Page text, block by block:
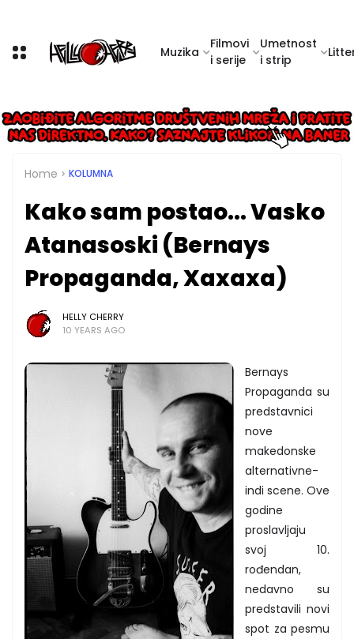
Muzika
Filmovi
i serije
Umetnost
i strip
Home KOLUMNA
Kako sam postao... Vasko
Atanasoski (Bernays
Propaganda, Xaxaxa)
HELLY CHERRY
10 YEARS AGO
Bernays
Propaganda su
predstavnici
nove
makedonske
alternativne-
indi scene. Ove
godine
proslavljaju
svoj 10.
rođendan,
nedavno su
predstavili novi
spot za pesmu